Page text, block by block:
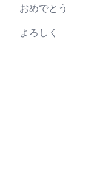
おめでとう
よろしく